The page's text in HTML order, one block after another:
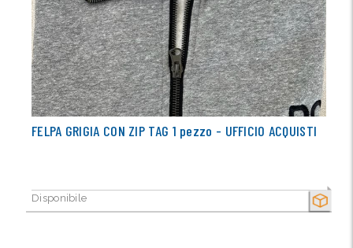
SECCO
FELPA GRIGIA CON ZIP TAG 1 pezzo - UFFICIO ACQUISTI
Disponibile